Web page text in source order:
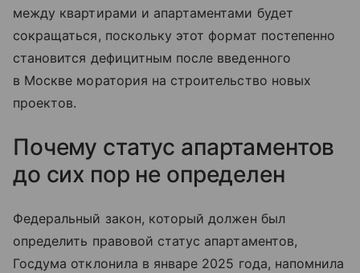
между квартирами и апартаментами будет
сокращаться, поскольку этот формат постепенно
становится дефицитным после введенного
в Москве моратория на строительство новых
проектов.
Почему статус апартаментов
до сих пор не определен
Федеральный закон, который должен был
определить правовой статус апартаментов,
Госдума отклонила в январе 2025 года, напомнила